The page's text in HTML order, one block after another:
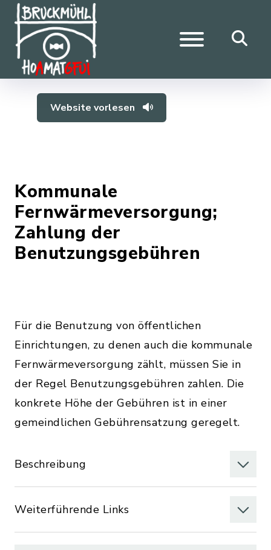
Website vorlesen
Kommunale
Fernwärmeversorgung;
Zahlung der
Benutzungsgebühren
Für die Benutzung von öffentlichen
Einrichtungen, zu denen auch die kommunale
Fernwärmeversorgung zählt, müssen Sie in
der Regel Benutzungsgebühren zahlen. Die
konkrete Höhe der Gebühren ist in einer
gemeindlichen Gebührensatzung geregelt.
Beschreibung
Weiterführende Links